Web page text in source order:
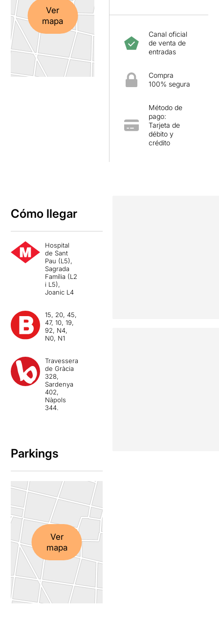
Ver
mapa
Canal oficial
de venta de
entradas
Compra
100% segura
Método de
pago:
Tarjeta de
débito y
crédito
Cómo llegar
Hospital
de Sant
Pau (L5),
Sagrada
Família (L2
i L5),
Joanic L4
15, 20, 45,
47, 10, 19,
92, N4,
N0, N1
Travessera
de Gràcia
328,
Sardenya
402,
Nàpols
344.
Parkings
Ver
mapa